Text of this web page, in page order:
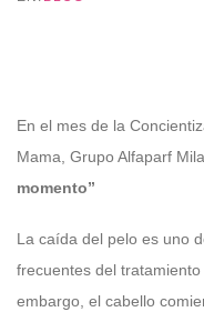
En el mes de la
Mama, Grupo Alfaparf
momento”
La caída del pelo es uno
frecuentes del
embargo, el cabello